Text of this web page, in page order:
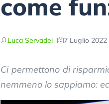
come
Luca Servadei 7 Luglio
Ci permettono di
nemmeno lo sappiamo: